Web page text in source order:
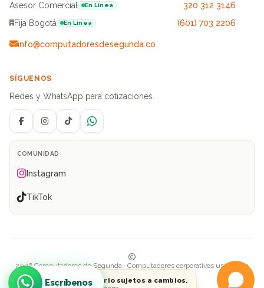
Asesor Comercial
En Línea
320 312 3146
Fija Bogotá
En Línea (601) 703 2206
info@computadoresdesegunda.co
SÍGUENOS
Redes y WhatsApp para cotizaciones.
FacebookInstagramTikTokWhatsApp
COMUNIDAD
Instagram
TikTok
2026 Computadores de Segunda · Computadores corporativos usados en
Precios e inventario sujetos a cambios.
Escríbenos